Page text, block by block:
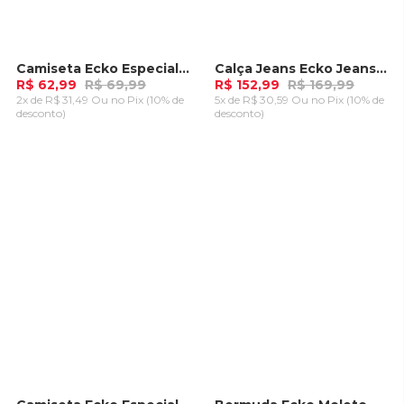
-10%Camiseta Ecko Especial Areia
R$ 62,99 R$ 69,99
2x de R$ 31,49 Ou no Pix (10% de
desconto)
-10%Calça Jeans Ecko Jeans Azul
R$ 152,99 R$ 169,99
5x de R$ 30,59 Ou no Pix (10% de
desconto)